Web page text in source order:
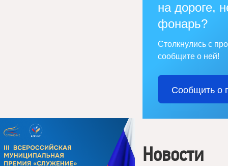
на дороге,
фонарь?
Столкнулись с
сообщите о ней!
Сообщить о
Новости